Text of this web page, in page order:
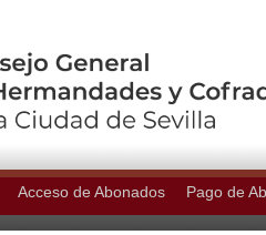
Acceso de Abonados Pago de